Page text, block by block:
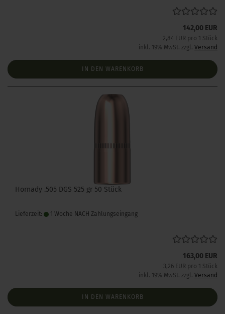
142,00 EUR
2,84 EUR pro 1 Stück
inkl. 19% MwSt. zzgl. Versand
IN DEN WARENKORB
Hornady .505 DGS 525 gr 50 Stück
Lieferzeit: 1 Woche NACH Zahlungseingang
163,00 EUR
3,26 EUR pro 1 Stück
inkl. 19% MwSt. zzgl. Versand
IN DEN WARENKORB